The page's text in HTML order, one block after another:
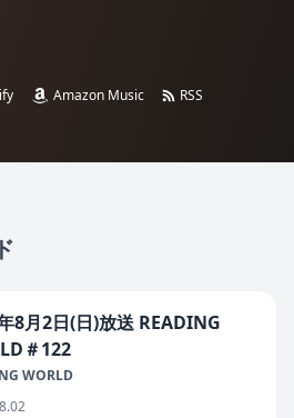
Amazon Music RSS
8月2日(日)放送 READING
＃122
WORLD